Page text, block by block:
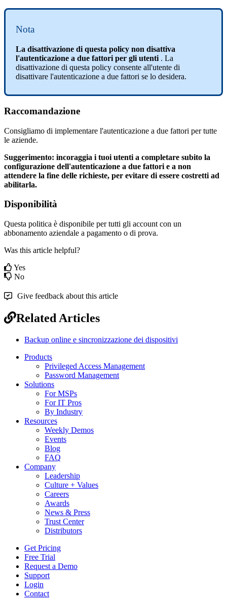
Nota
La disattivazione di questa policy non disattiva
l'autenticazione a due fattori per gli utenti . La
disattivazione di questa policy consente all'utente di
disattivare l'autenticazione a due fattori se lo desidera.
Raccomandazione
Consigliamo di implementare l'autenticazione a due fattori per tutte
le aziende.
Suggerimento: incoraggia i tuoi utenti a completare subito la
configurazione dell'autenticazione a due fattori e a non
attendere la fine delle richieste, per evitare di essere costretti ad
abilitarla.
Disponibilità
Questa politica è disponibile per tutti gli account con un
abbonamento aziendale a pagamento o di prova.
Was this article helpful?
Yes
No
Give feedback about this article
Related Articles
Backup online e sincronizzazione dei dispositivi
Products
Privileged Access Management
Password Management
Solutions
For MSPs
For IT Pros
By Industry
Resources
Weekly Demos
Events
Blog
FAQ
Company
Leadership
Culture + Values
Careers
Awards
News & Press
Trust Center
Distributors
Get Pricing
Free Trial
Request a Demo
Support
Login
Contact